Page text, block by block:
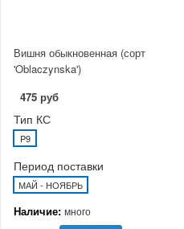
Вишня обыкновенная (сорт
'Oblaczynska')
475 руб
Тип КС
P9
Период поставки
МАЙ - НОЯБРЬ
Наличие: много